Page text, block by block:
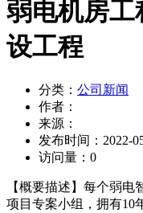
弱电机房
设工程
分类： 公司新闻
作者：
来源：
发布时间： 2022-
访问量： 0
【概要描述】 每个弱电
项目专案小组，拥有10